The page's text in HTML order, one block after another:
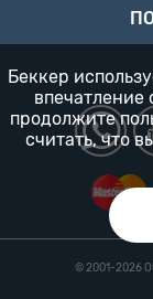
© 2001-2026
Беккер
впечатление
продолжите
считать, что